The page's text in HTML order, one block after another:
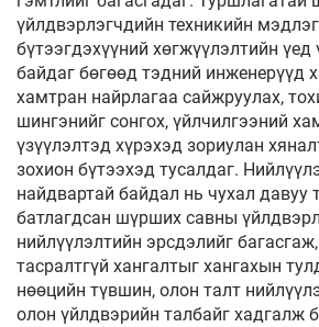
үйлдвэрлэгчдийн техникийн
бүтээгдэхүүний хөгжүүлэлтийн үед
байдаг бөгөөд тэдний инженерүүд
хамтран найрлагаа сайжруулах,
шингэнийг сонгох, үйлчилгээний
үзүүлэлтэд хүрэхэд зориулан
зохион бүтээхэд тусалдаг.
найдвартай байдал нь чухал давуу
батлагдсан шүрших савны
нийлүүлэлтийн эрсдэлийг
тасралтгүй хангалтыг хангахын
нөөцийн түвшин, олон талт
олон үйлдвэрийн талбайг хадгалж